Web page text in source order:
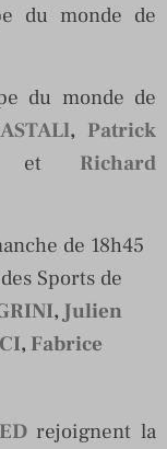
du monde de
du monde de
, Patrick
et Richard
de 18h45
Sports de
, Julien
, Fabrice
rejoignent la